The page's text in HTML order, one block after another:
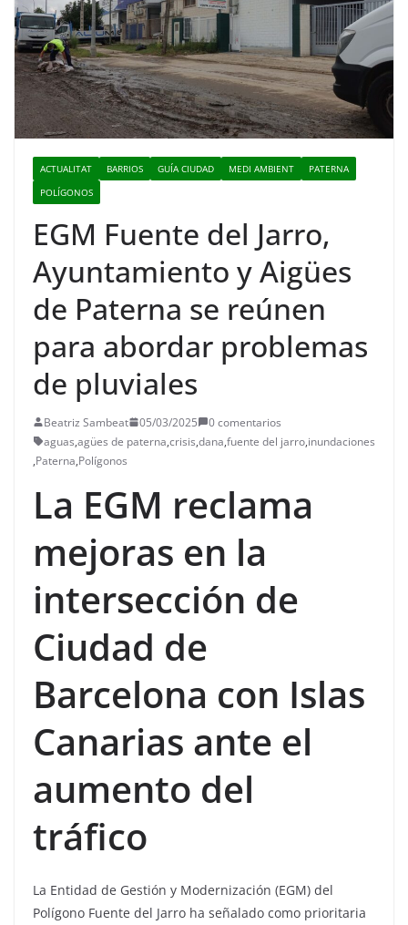
ACTUALITAT BARRIOS GUÍA CIUDAD MEDI AMBIENT
PATERNA
POLÍGONOS
EGM Fuente del Jarro,
Ayuntamiento y Aigües
de Paterna se reúnen
para abordar problemas
de pluviales
Beatriz Sambeat 05/03/2025
0 comentarios
aguas,agües de paterna,crisis,dana,fuente del jarro,inundaciones
,Paterna,Polígonos
La EGM reclama
mejoras en la
intersección de
Ciudad de
Barcelona con Islas
Canarias ante el
aumento del
tráfico
La Entidad de Gestión y Modernización (EGM) del
Polígono Fuente del Jarro ha señalado como prioritaria